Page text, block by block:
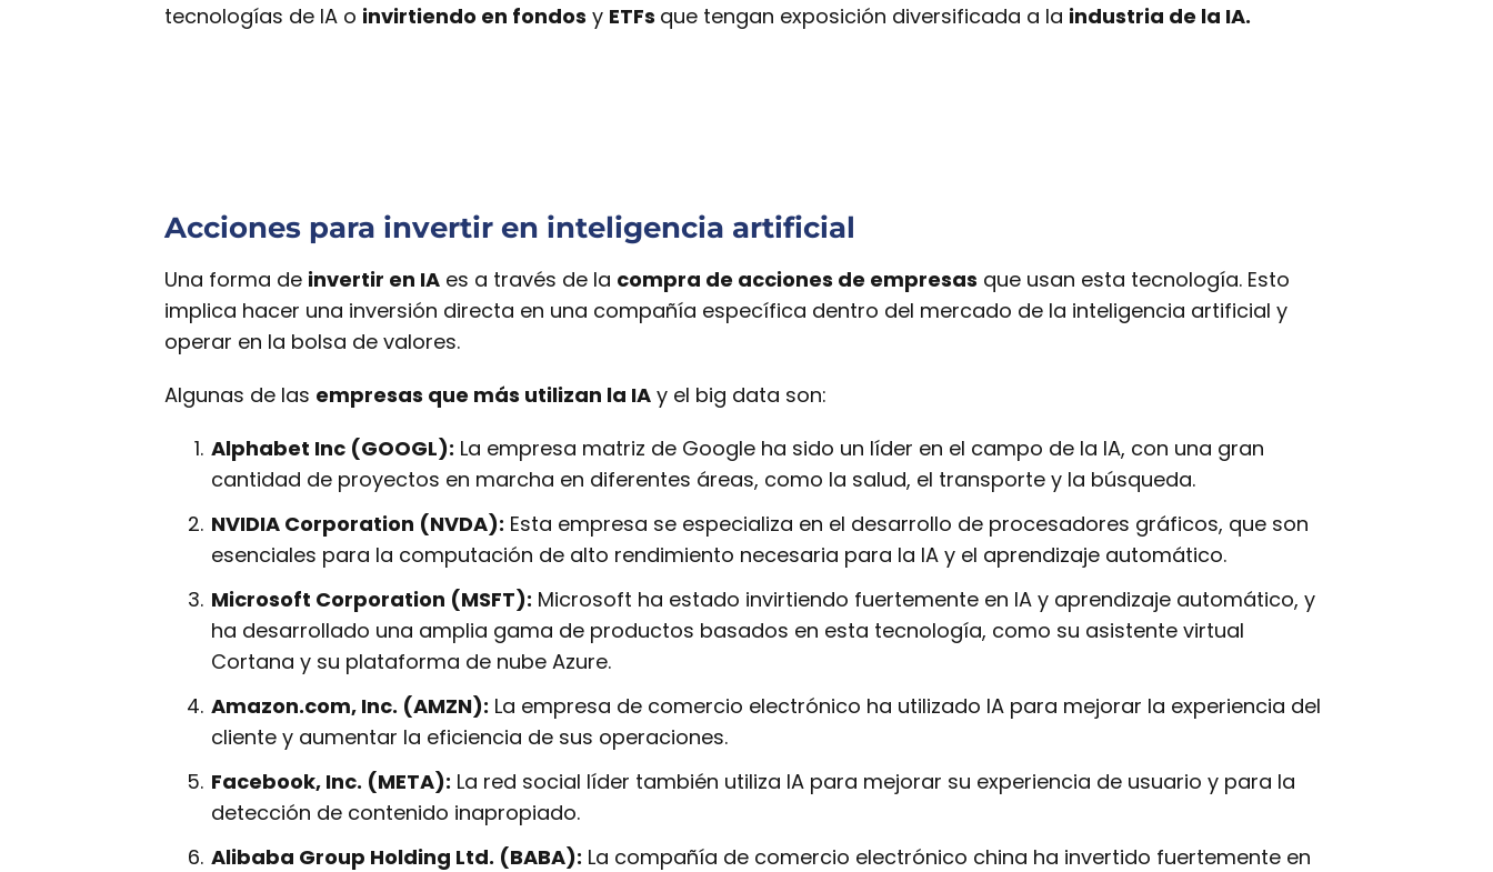
tecnologías de IA o invirtiendo en fondos y ETFs que tengan exposición diversificada a la industria de la IA.
Acciones para invertir en inteligencia artificial
Una forma de invertir en IA es a través de la compra de acciones de empresas que usan esta tecnología. Esto
implica hacer una inversión directa en una compañía específica dentro del mercado de la inteligencia artificial y
operar en la bolsa de valores.
Algunas de las empresas que más utilizan la IA y el big data son:
Alphabet Inc (GOOGL): La empresa matriz de Google ha sido un líder en el campo de la IA, con una gran
cantidad de proyectos en marcha en diferentes áreas, como la salud, el transporte y la búsqueda.
NVIDIA Corporation (NVDA): Esta empresa se especializa en el desarrollo de procesadores gráficos, que son
esenciales para la computación de alto rendimiento necesaria para la IA y el aprendizaje automático.
Microsoft Corporation (MSFT): Microsoft ha estado invirtiendo fuertemente en IA y aprendizaje automático, y
ha desarrollado una amplia gama de productos basados en esta tecnología, como su asistente virtual
Cortana y su plataforma de nube Azure.
Amazon.com, Inc. (AMZN): La empresa de comercio electrónico ha utilizado IA para mejorar la experiencia del
cliente y aumentar la eficiencia de sus operaciones.
Facebook, Inc. (META): La red social líder también utiliza IA para mejorar su experiencia de usuario y para la
detección de contenido inapropiado.
Alibaba Group Holding Ltd. (BABA): La compañía de comercio electrónico china ha invertido fuertemente en